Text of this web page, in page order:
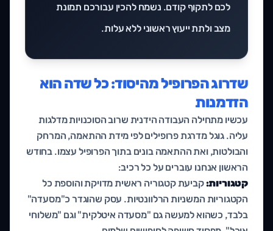
לכם לתקוף קודם. נשמח להכין עבורכם תמונת
מצב ולתתייעוץ ראשוני ללא עלות.
שדרוג הפרופיל מהיסוד: כל שדה הוא
הזדמנות
עכשיו מתחילה העבודה הידנית שרוב הסוכנויות מדלגות
עליה. גוגל מדרגת פרופילים לפי מידת ההתאמה, המרחק
והבולטות, ואת ההתאמה בונים בתוך הפרופיל עצמו. בחודש
הראשון אנחנו עוברים על כל רכיב:
קטגוריות:קביעת קטגוריה ראשית מדויקת והוספת כל
הקטגוריות המשניות הרלוונטיות. עסק שהוגדר כ"מסעדה"
בלבד, כשהוא למעשה גם "מסעדה איטלקית" וגם "משלוחי